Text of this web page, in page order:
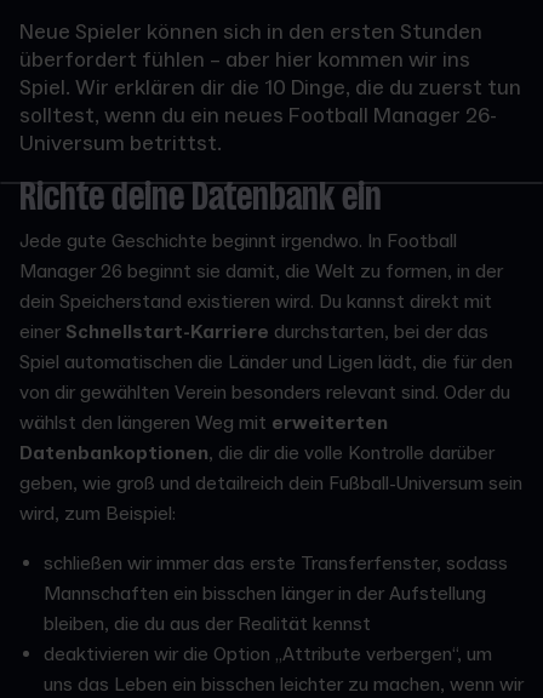
Neue Spieler können sich in den ersten Stunden
überfordert fühlen – aber hier kommen wir ins
Spiel. Wir erklären dir die 10 Dinge, die du zuerst tun
solltest, wenn du ein neues Football Manager 26-
Universum betrittst.
Richte deine Datenbank ein
Jede gute Geschichte beginnt irgendwo. In Football
Manager 26 beginnt sie damit, die Welt zu formen, in der
dein Speicherstand existieren wird. Du kannst direkt mit
einer Schnellstart-Karriere durchstarten, bei der das
Spiel automatischen die Länder und Ligen lädt, die für den
von dir gewählten Verein besonders relevant sind. Oder du
wählst den längeren Weg mit erweiterten
Datenbankoptionen, die dir die volle Kontrolle darüber
geben, wie groß und detailreich dein Fußball-Universum sein
wird, zum Beispiel:
schließen wir immer das erste Transferfenster, sodass
Mannschaften ein bisschen länger in der Aufstellung
bleiben, die du aus der Realität kennst
deaktivieren wir die Option „Attribute verbergen“, um
uns das Leben ein bisschen leichter zu machen, wenn wir